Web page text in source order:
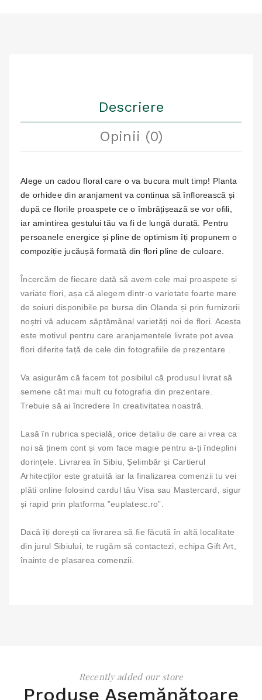
Descriere
Opinii (0)
Alege un cadou floral care o va bucura mult timp! Planta
de orhidee din aranjament va continua să înflorească și
după ce florile proaspete ce o îmbrățișează se vor ofili,
iar amintirea gestului tău va fi de lungă durată. Pentru
persoanele energice și pline de optimism îți propunem o
compoziție jucăușă formată din flori pline de culoare.
Încercăm de fiecare dată să avem cele mai proaspete și
variate flori, așa că alegem dintr-o varietate foarte mare
de soiuri disponibile pe bursa din Olanda și prin furnizorii
noștri vă aducem săptămânal varietăți noi de flori. Acesta
este motivul pentru care aranjamentele livrate pot avea
flori diferite față de cele din fotografiile de prezentare .
Va asigurăm că facem tot posibilul că produsul livrat să
semene cât mai mult cu fotografia din prezentare.
Trebuie să ai încredere în creativitatea noastră.
Lasă în rubrica specială, orice detaliu de care ai vrea ca
noi să ținem cont și vom face magie pentru a-ți îndeplini
dorințele. Livrarea în Sibiu, Șelimbăr și Cartierul
Arhitecților este gratuită iar la finalizarea comenzii tu vei
plăti online folosind cardul tău Visa sau Mastercard, sigur
și rapid prin platforma ”euplatesc.ro”.
Dacă îți dorești ca livrarea să fie făcută în altă localitate
din jurul Sibiului, te rugăm să contactezi, echipa Gift Art,
înainte de plasarea comenzii.
Recently added our store
Produse Asemănătoare